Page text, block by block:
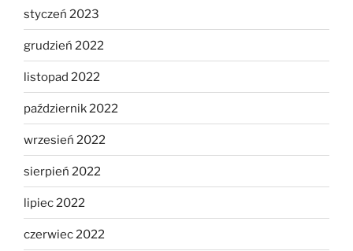
styczeń 2023
grudzień 2022
listopad 2022
październik 2022
wrzesień 2022
sierpień 2022
lipiec 2022
czerwiec 2022